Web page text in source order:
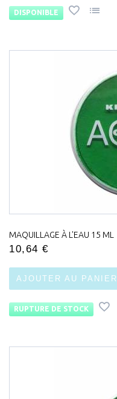
DISPONIBLE
MAQUILLAGE À L'EAU 15 ML
10,64 €
AJOUTER AU PANIER
RUPTURE DE STOCK